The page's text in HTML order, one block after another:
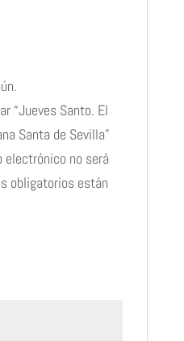
“Jueves Santo. El
Santa de Sevilla”
electrónico no será
obligatorios están